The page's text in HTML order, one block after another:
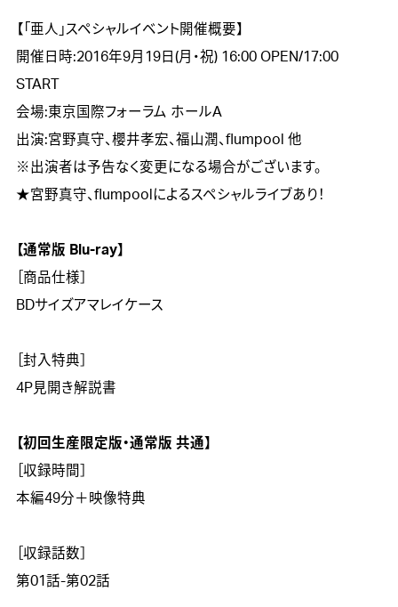
【「亜人」スペシャルイベント開催概要】
開催日時:2016年9月19日(月・祝) 16:00 OPEN/17:00
START
会場:東京国際フォーラム ホールA
出演:宮野真守、櫻井孝宏、福山潤、flumpool 他
※出演者は予告なく変更になる場合がございます。
★宮野真守、flumpoolによるスペシャルライブあり！
【通常版 Blu-ray】
［商品仕様］
BDサイズアマレイケース
［封入特典］
4P見開き解説書
【初回生産限定版・通常版 共通】
［収録時間］
本編49分＋映像特典
［収録話数］
第01話-第02話